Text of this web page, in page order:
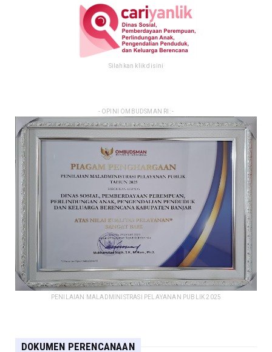
Silahkan klik disini
- OPINI OMBUDSMAN RI: -
PENILAIAN MALADMINISTRASI PELAYANAN PUBLIK 2025
DOKUMEN PERENCANAAN